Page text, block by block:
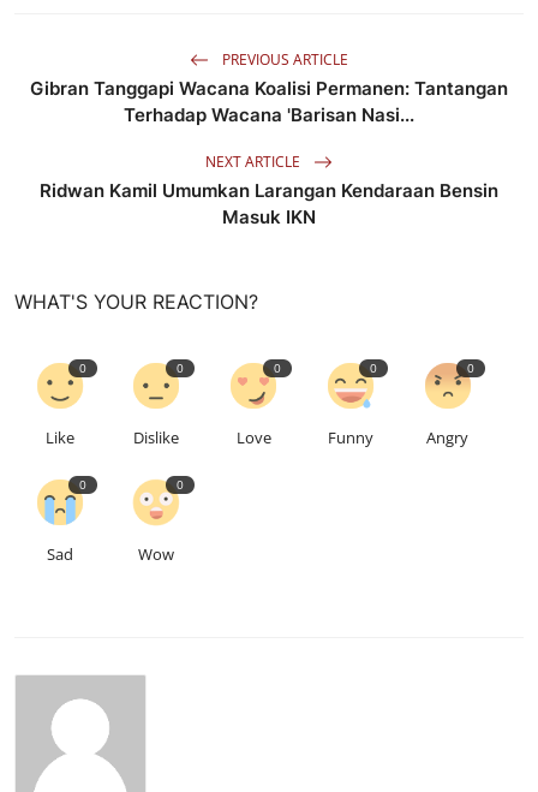
PREVIOUS ARTICLE
Gibran Tanggapi Wacana Koalisi Permanen: Tantangan
Terhadap Wacana 'Barisan Nasi...
NEXT ARTICLE
Ridwan Kamil Umumkan Larangan Kendaraan Bensin
Masuk IKN
WHAT'S YOUR REACTION?
0
Like
0
Dislike
0
Love
0
Funny
0
Angry
0
Sad
0
Wow